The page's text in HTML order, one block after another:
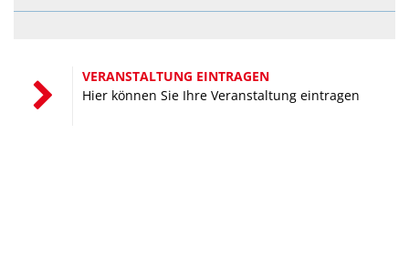
VERANSTALTUNG EINTRAGEN
Hier können Sie Ihre Veranstaltung eintragen